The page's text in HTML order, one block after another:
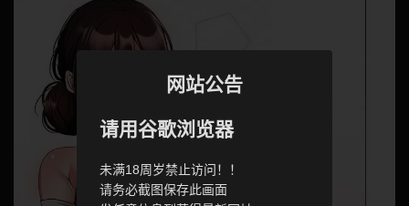
网站公告
请用谷歌浏览器
未满18周岁禁止访问！！
请务必截图保存此画面